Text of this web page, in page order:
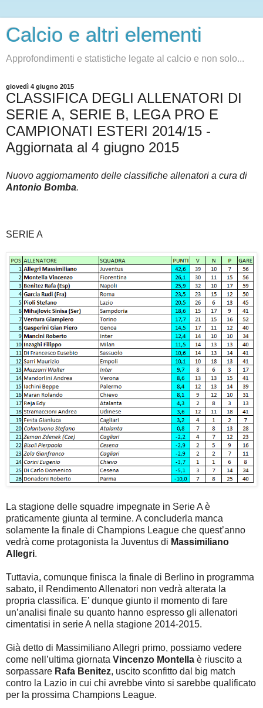
Calcio e altri elementi
Approfondimenti e statistiche legate al calcio e non solo...
giovedì 4 giugno 2015
CLASSIFICA DEGLI ALLENATORI DI
SERIE A, SERIE B, LEGA PRO E
CAMPIONATI ESTERI 2014/15 -
Aggiornata al 4 giugno 2015
Nuovo aggiornamento delle classifiche allenatori a cura di
Antonio Bomba.
SERIE A
La stagione delle squadre impegnate in Serie A è
praticamente giunta al termine. A concluderla manca
solamente la finale di Champions League che quest’anno
vedrà come protagonista la Juventus di Massimiliano
Allegri.
Tuttavia, comunque finisca la finale di Berlino in programma
sabato, il Rendimento Allenatori non vedrà alterata la
propria classifica. E’ dunque giunto il momento di fare
un’analisi finale su quanto hanno espresso gli allenatori
cimentatisi in serie A nella stagione 2014-2015.
Già detto di Massimiliano Allegri primo, possiamo vedere
come nell’ultima giornata Vincenzo Montella è riuscito a
sorpassare Rafa Benitez, uscito sconfitto dal big match
contro la Lazio in cui chi avrebbe vinto si sarebbe qualificato
per la prossima Champions League.